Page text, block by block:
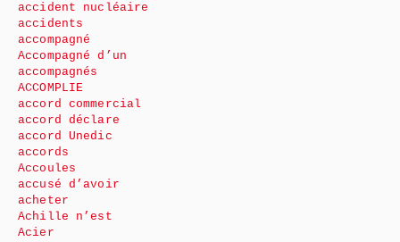
accident nucléaire
accidents
accompagné
Accompagné d’un
accompagnés
ACCOMPLIE
accord commercial
accord déclare
accord Unedic
accords
Accoules
accusé d’avoir
acheter
Achille n’est
Acier